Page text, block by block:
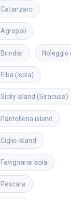
Catanzaro
Agropoli
Brindisi Noleggio
Elba (isola)
Sicily island (Siracusa)
Pantelleria island
Giglio island
Favignana Isola
Pescara